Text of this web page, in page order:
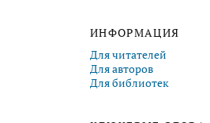
ИНФОРМАЦИЯ
Для читателей
Для авторов
Для библиотек